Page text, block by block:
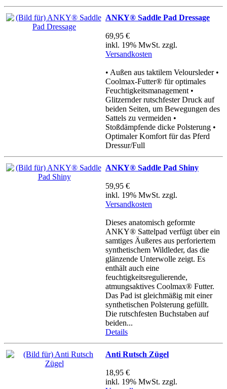
ANKY® Saddle Pad Dressage
69,95 €
inkl. 19% MwSt. zzgl.
Versandkosten
• Außen aus taktilem Veloursleder •
Coolmax-Futter® für optimales
Feuchtigkeitsmanagement •
Glitzernder rutschfester Druck auf
beiden Seiten, um Bewegungen des
Sattels zu vermeiden •
Stoßdämpfende dicke Polsterung •
Optimaler Komfort für das Pferd
Dressur/Full
ANKY® Saddle Pad Shiny
59,95 €
inkl. 19% MwSt. zzgl.
Versandkosten
Dieses anatomisch geformte
ANKY® Sattelpad verfügt über ein
samtiges Äußeres aus perforiertem
synthetischem Wildleder, das die
glänzende Unterwolle zeigt. Es
enthält auch eine
feuchtigkeitsregulierende,
atmungsaktives Coolmax® Futter.
Das Pad ist gleichmäßig mit einer
synthetischen Polsterung gefüllt.
Die rutschfesten Buchstaben auf
beiden...
Details
Anti Rutsch Zügel
18,95 €
inkl. 19% MwSt. zzgl.